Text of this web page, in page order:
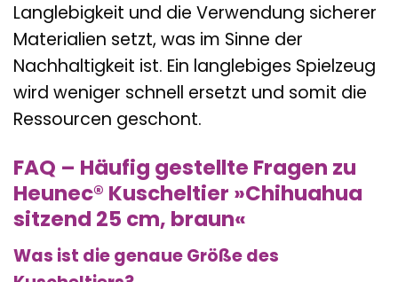
Langlebigkeit und die Verwendung sicherer
Materialien setzt, was im Sinne der
Nachhaltigkeit ist. Ein langlebiges Spielzeug
wird weniger schnell ersetzt und somit die
Ressourcen geschont.
FAQ – Häufig gestellte Fragen zu
Heunec® Kuscheltier »Chihuahua
sitzend 25 cm, braun«
Was ist die genaue Größe des